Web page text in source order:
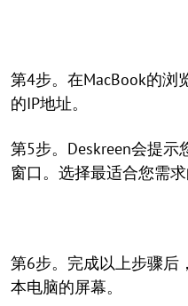
第4步。在MacBook的浏
的IP地址。
第5步。Deskreen会提
窗口。选择最适合您需求
第6步。完成以上步骤后
本电脑的屏幕。